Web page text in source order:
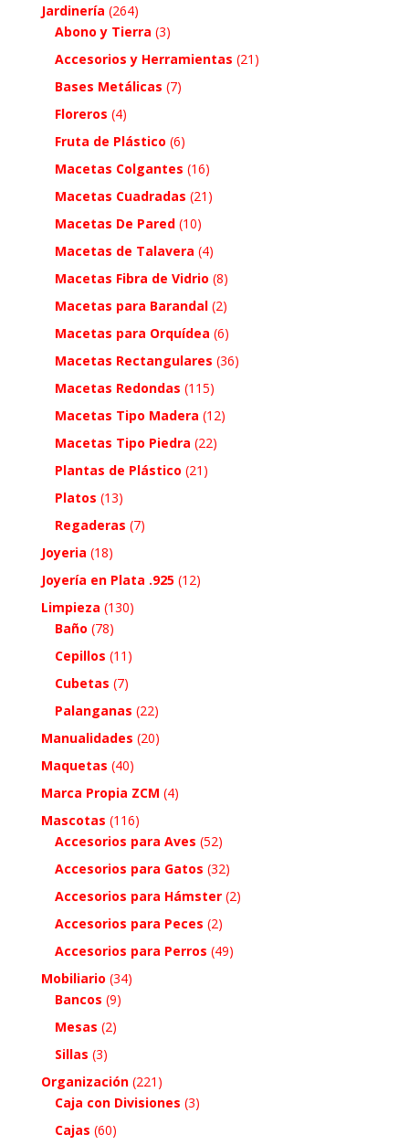
Jardinería (264)
Abono y Tierra (3)
Accesorios y Herramientas (21)
Bases Metálicas (7)
Floreros (4)
Fruta de Plástico (6)
Macetas Colgantes (16)
Macetas Cuadradas (21)
Macetas De Pared (10)
Macetas de Talavera (4)
Macetas Fibra de Vidrio (8)
Macetas para Barandal (2)
Macetas para Orquídea (6)
Macetas Rectangulares (36)
Macetas Redondas (115)
Macetas Tipo Madera (12)
Macetas Tipo Piedra (22)
Plantas de Plástico (21)
Platos (13)
Regaderas (7)
Joyeria (18)
Joyería en Plata .925 (12)
Limpieza (130)
Baño (78)
Cepillos (11)
Cubetas (7)
Palanganas (22)
Manualidades (20)
Maquetas (40)
Marca Propia ZCM (4)
Mascotas (116)
Accesorios para Aves (52)
Accesorios para Gatos (32)
Accesorios para Hámster (2)
Accesorios para Peces (2)
Accesorios para Perros (49)
Mobiliario (34)
Bancos (9)
Mesas (2)
Sillas (3)
Organización (221)
Caja con Divisiones (3)
Cajas (60)